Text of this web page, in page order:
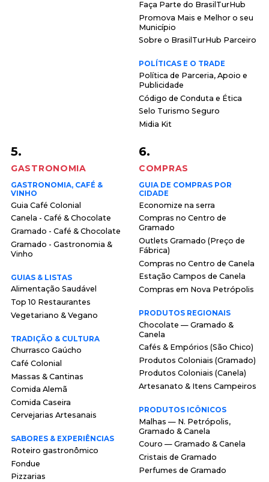
Faça Parte do BrasilTurHub
Promova Mais e Melhor o seu
Município
Sobre o BrasilTurHub Parceiro
POLÍTICAS E O TRADE
Política de Parceria, Apoio e
Publicidade
Código de Conduta e Ética
Selo Turismo Seguro
Midia Kit
5.
GASTRONOMIA
GASTRONOMIA, CAFÉ &
VINHO
Guia Café Colonial
Canela - Café & Chocolate
Gramado - Café & Chocolate
Gramado - Gastronomia &
Vinho
GUIAS & LISTAS
Alimentação Saudável
Top 10 Restaurantes
Vegetariano & Vegano
TRADIÇÃO & CULTURA
Churrasco Gaúcho
Café Colonial
Massas & Cantinas
Comida Alemã
Comida Caseira
Cervejarias Artesanais
SABORES & EXPERIÊNCIAS
Roteiro gastronômico
Fondue
Pizzarias
6.
COMPRAS
GUIA DE COMPRAS POR
CIDADE
Economize na serra
Compras no Centro de
Gramado
Outlets Gramado (Preço de
Fábrica)
Compras no Centro de Canela
Estação Campos de Canela
Compras em Nova Petrópolis
PRODUTOS REGIONAIS
Chocolate — Gramado &
Canela
Cafés & Empórios (São Chico)
Produtos Coloniais (Gramado)
Produtos Coloniais (Canela)
Artesanato & Itens Campeiros
PRODUTOS ICÔNICOS
Malhas — N. Petrópolis,
Gramado & Canela
Couro — Gramado & Canela
Cristais de Gramado
Perfumes de Gramado